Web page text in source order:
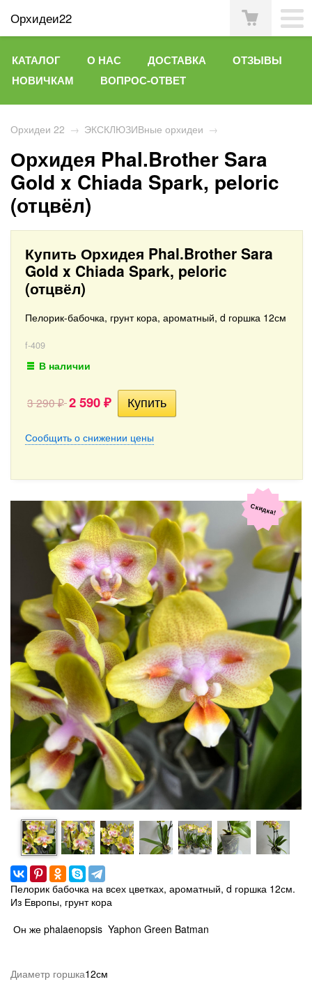
Орхидеи22
КАТАЛОГ О НАС ДОСТАВКА
ОТЗЫВЫ
НОВИЧКАМ
ВОПРОС-ОТВЕТ
Орхидеи 22 → ЭКСКЛЮЗИВные орхидеи →
Орхидея Phal.Brother Sara
Gold x Chiada Spark, peloric
(отцвёл)
Купить Орхидея Phal.Brother Sara
Gold x Chiada Spark, peloric
(отцвёл)
Пелорик-бабочка, грунт кора, ароматный, d горшка 12см
f-409
В наличии
3 290₽ 2 590 ₽
Сообщить о снижении цены
Скидка!
Пелорик бабочка на всех цветках, ароматный, d горшка 12см.
Из Европы, грунт кора
Он же phalaenopsis Yaphon Green Batman
Диаметр горшка12см